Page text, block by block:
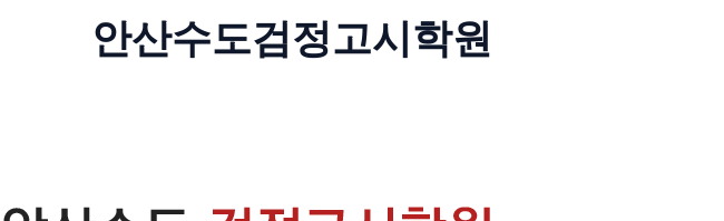
뛰
안산수도검정고시학원